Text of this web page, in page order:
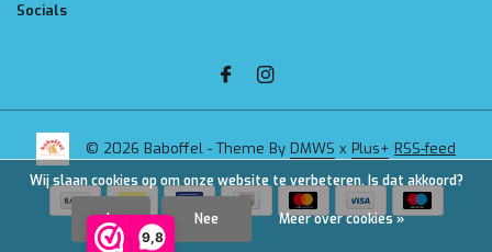
9,8
Socials
© 2026 Baboffel - Theme By DMWS x Plus+ RSS-feed
Wij slaan cookies op om onze website te verbeteren. Is dat akkoord?
Ja Nee Meer over cookies »